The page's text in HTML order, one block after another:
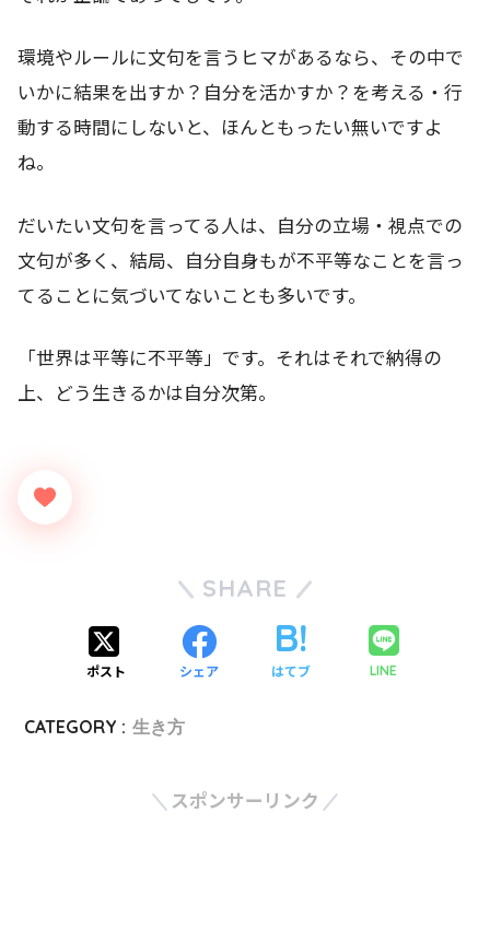
環境やルールに文句を言うヒマがあるなら、その中で
いかに結果を出すか？自分を活かすか？を考える・行
動する時間にしないと、ほんともったい無いですよ
ね。
だいたい文句を言ってる人は、自分の立場・視点での
文句が多く、結局、自分自身もが不平等なことを言っ
てることに気づいてないことも多いです。
「世界は平等に不平等」です。それはそれで納得の
上、どう生きるかは自分次第。
SHARE
ポスト シェア はてブ LINE
CATEGORY : 生き方
スポンサーリンク